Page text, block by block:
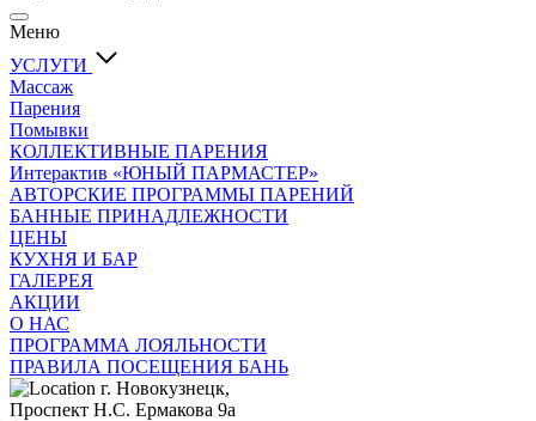
Меню
УСЛУГИ
Массаж
Парения
Помывки
КОЛЛЕКТИВНЫЕ ПАРЕНИЯ
Интерактив «ЮНЫЙ ПАРМАСТЕР»
АВТОРСКИЕ ПРОГРАММЫ ПАРЕНИЙ
БАННЫЕ ПРИНАДЛЕЖНОСТИ
ЦЕНЫ
КУХНЯ И БАР
ГАЛЕРЕЯ
АКЦИИ
О НАС
ПРОГРАММА ЛОЯЛЬНОСТИ
ПРАВИЛА ПОСЕЩЕНИЯ БАНЬ
г. Новокузнецк,
Проспект Н.С. Ермакова 9а